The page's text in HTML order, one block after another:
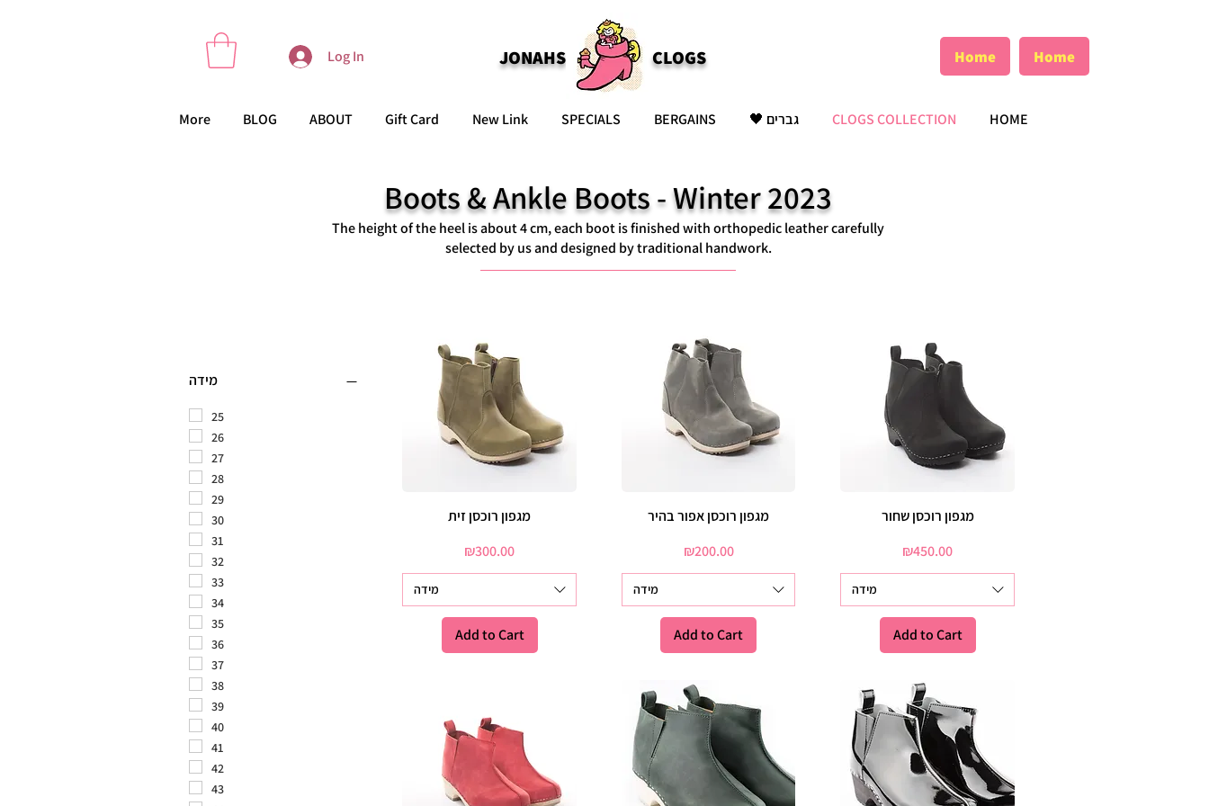
Log In JONAHS CLOGS Home Home
HOME
CLOGS COLLECTION גברים 🖤 BERGAINS
SPECIALS
New Link
Gift Card
ABOUT
BLOG
More
Boots & Ankle Boots - Winter 2023
The height of the heel is about 4 cm, each boot is finished with orthopedic leather carefully
selected by us and designed by traditional handwork.
מידה
25
26
27
28
29
30
31
32
33
34
35
36
37
38
39
40
41
42
43
Quick View
מגפון רוכסן זית
Price
₪300.00
מידה
Add to Cart
Quick View
מגפון רוכסן אפור בהיר
Price
₪200.00
מידה
Add to Cart
Quick View
מגפון רוכסן שחור
Price
₪450.00
מידה
Add to Cart